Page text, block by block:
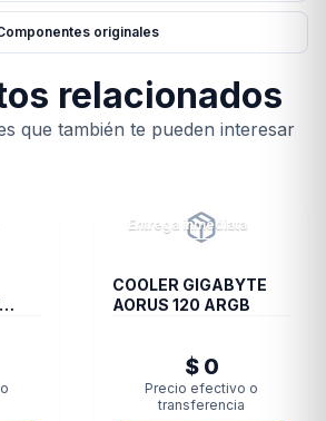
originales
relacionados
que también te pueden interesar
Entrega inmediata
COOLER GIGABYTE
AORUS 120 ARGB
$ 0
Precio efectivo o
transferencia